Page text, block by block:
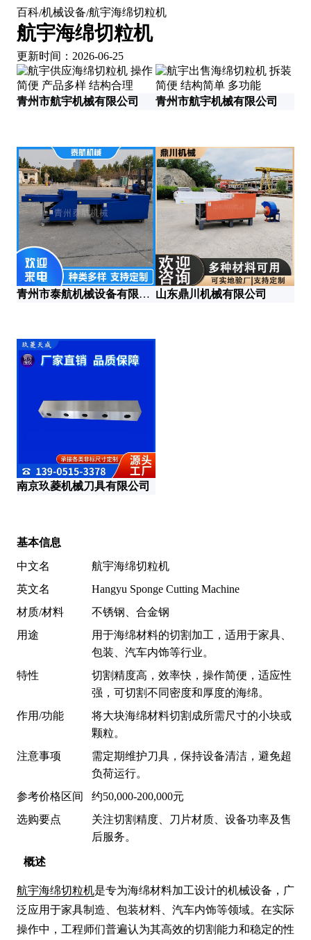
百科/机械设备/航宇海绵切粒机
航宇海绵切粒机
更新时间：2026-06-25
青州市航宇机械有限公司 青州市航宇机械有限公司
青州市泰航机械设备有限公司 山东鼎川机械有限公司
南京玖菱机械刀具有限公司
概述
航宇海绵切粒机是专为海绵材料加工设计的机械设备，广
泛应用于家具制造、包装材料、汽车内饰等领域。在实际
操作中，工程师们普遍认为其高效的切割能力和稳定的性
基本信息
中文名
航宇海绵切粒机
英文名
Hangyu Sponge Cutting Machine
材质/材料
不锈钢、合金钢
用途
用于海绵材料的切割加工，适用于家具、
包装、汽车内饰等行业。
特性
切割精度高，效率快，操作简便，适应性
强，可切割不同密度和厚度的海绵。
作用/功能
将大块海绵材料切割成所需尺寸的小块或
颗粒。
注意事项
需定期维护刀具，保持设备清洁，避免超
负荷运行。
参考价格区间
约50,000-200,000元
选购要点
关注切割精度、刀片材质、设备功率及售
后服务。